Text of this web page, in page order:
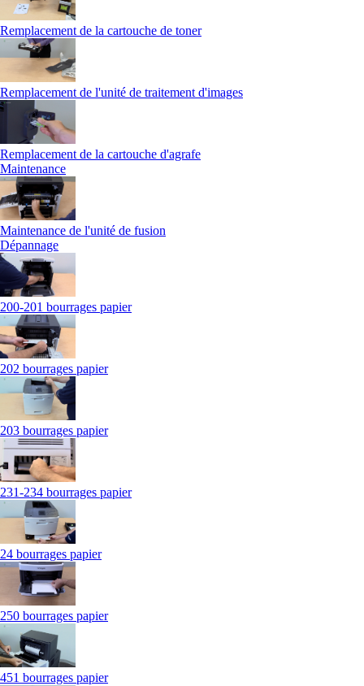
Remplacement de la cartouche de toner
Remplacement de l'unité de traitement d'images
Remplacement de la cartouche d'agrafe
Maintenance
Maintenance de l'unité de fusion
Dépannage
200-201 bourrages papier
202 bourrages papier
203 bourrages papier
231-234 bourrages papier
24 bourrages papier
250 bourrages papier
451 bourrages papier